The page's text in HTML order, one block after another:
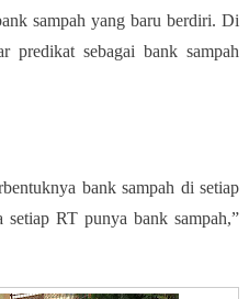
sampah yang baru berdiri. Di
predikat sebagai bank sampah
bank sampah di setiap
RT punya bank sampah,”